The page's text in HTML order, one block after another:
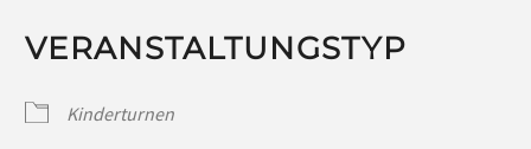
VERANSTALTUNGSTYP
Kinderturnen